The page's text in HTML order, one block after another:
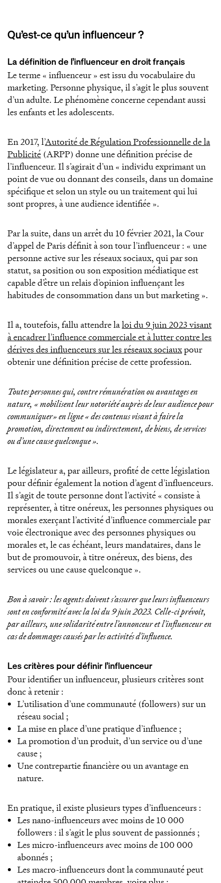
Qu’est-ce qu’un influenceur ?
La définition de l’influenceur en droit français
Le terme « influenceur » est issu du vocabulaire du
marketing. Personne physique, il s’agit le plus souvent
d’un adulte. Le phénomène concerne cependant aussi
les enfants et les adolescents.
En 2017, l’Autorité de Régulation Professionnelle de la
Publicité (ARPP) donne une définition précise de
l’influenceur. Il s’agirait d’un « individu exprimant un
point de vue ou donnant des conseils, dans un domaine
spécifique et selon un style ou un traitement qui lui
sont propres, à une audience identifiée ».
Par la suite, dans un arrêt du 10 février 2021, la Cour
d’appel de Paris définit à son tour l’influenceur : « une
personne active sur les réseaux sociaux, qui par son
statut, sa position ou son exposition médiatique est
capable d’être un relais d’opinion influençant les
habitudes de consommation dans un but marketing ».
Il a, toutefois, fallu attendre laloi du 9 juin 2023 visant
à encadrer l’influence commerciale et à lutter contre les
dérives des influenceurs sur les réseaux sociauxpour
obtenir une définition précise de cette profession.
Toutes personnes qui, contre rémunération ou avantages en
nature, « mobilisent leur notoriété auprès de leur audience pour
communiquer» en ligne « des contenus visant à faire la
promotion, directement ou indirectement, de biens, de services
ou d’une cause quelconque ».
Le législateur a, par ailleurs, profité de cette législation
pour définir également la notion d’agent d’influenceurs.
Il s’agit de toute personne dont l’activité « consiste à
représenter, à titre onéreux, les personnes physiques ou
morales exerçant l’activité d’influence commerciale par
voie électronique avec des personnes physiques ou
morales et, le cas échéant, leurs mandataires, dans le
but de promouvoir, à titre onéreux, des biens, des
services ou une cause quelconque ».
Bon à savoir : les agents doivent s’assurer que leurs influenceurs
sont en conformité avec la loi du 9 juin 2023. Celle-ci prévoit,
par ailleurs, une solidarité entre l’annonceur et l’influenceur en
cas de dommages causés par les activités d’influence.
Les critères pour définir l’influenceur
Pour identifier un influenceur, plusieurs critères sont
donc à retenir :
L’utilisation d’une communauté (followers) sur un
réseau social ;
La mise en place d’une pratique d’influence ;
La promotion d’un produit, d’un service ou d’une
cause ;
Une contrepartie financière ou un avantage en
nature.
En pratique, il existe plusieurs types d’influenceurs :
Les nano-influenceurs avec moins de 10 000
followers : il s’agit le plus souvent de passionnés ;
Les micro-influenceurs avec moins de 100 000
abonnés ;
Les macro-influenceurs dont la communauté peut